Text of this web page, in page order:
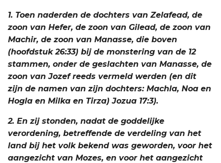
1 Thessalonicenzen
2 Thessalonicenzen
1 Timótheüs
2 Timótheüs
Filémon
1. Toen naderden de dochters van Zelafead, de
zoon van Hefer, de zoon van Gilead, de zoon van
Machir, de zoon van Manasse, die boven
(hoofdstuk 26:33) bij de monstering van de 12
stammen, onder de geslachten van Manasse, de
zoon van Jozef reeds vermeld werden (en dit
zijn de namen van zijn dochters: Machla, Noa en
Hogla en Milka en Tirza) Jozua 17:3).
2. En zij stonden, nadat de goddelijke
verordening, betreffende de verdeling van het
land bij het volk bekend was geworden, voor het
aangezicht van Mozes, en voor het aangezicht